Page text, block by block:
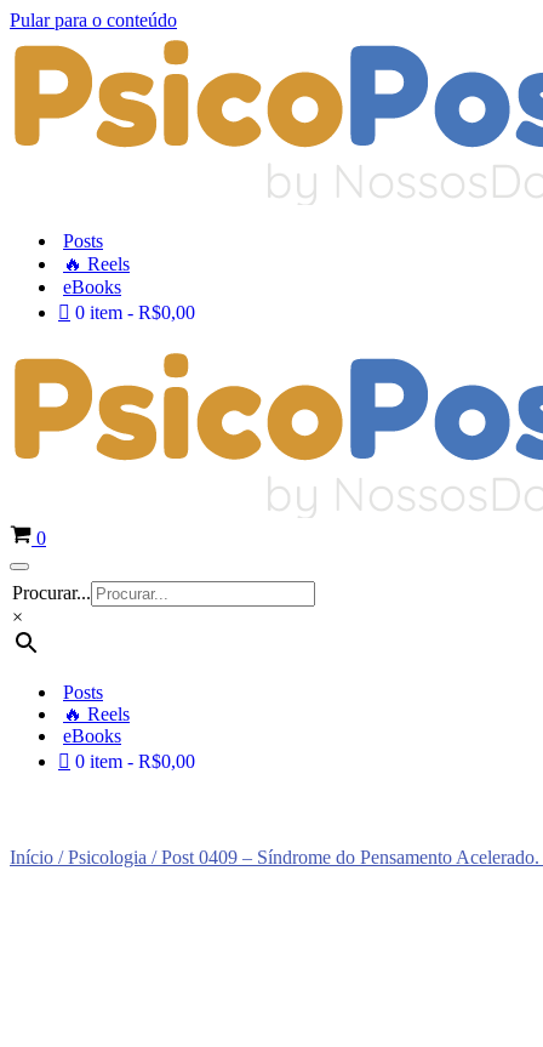
Pular para o conteúdo
Posts
🔥 Reels
eBooks
0 item
R$0,00
Carrinho
0
Menu
de
navegação
Procurar...
×
Posts
🔥 Reels
eBooks
0 item
R$0,00
Início /Psicologia / Post 0409 – Síndrome do Pensamento